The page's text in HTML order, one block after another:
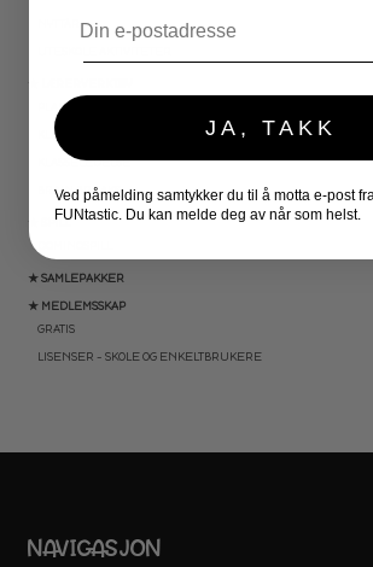
PLANLEGGERE
KLASSEROMSDEKOR
KLASSELEDELSE
BRAIN BREAKS
★ SPILL
★ SAMLEPAKKER
★ MEDLEMSSKAP
GRATIS
LISENSER – SKOLE OG ENKELTBRUKERE
NAVIGASJON
JA, TAKK
Ved påmelding samtykker du til å motta e-post
FUNtastic. Du kan melde deg av når som helst.